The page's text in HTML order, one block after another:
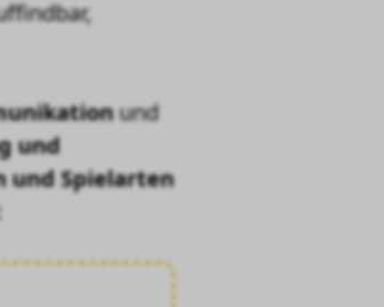
und
und
und Spielarten